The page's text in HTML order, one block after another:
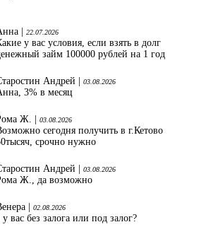
|
22.07.2026
у вас условия, если взять в долг
займ 100000 рублей на 1 год
Андрей | 03.08.2026
3% в месяц
Ж. | 03.08.2026
сегодня получить в г.Кетово
срочно нужно
Андрей | 03.08.2026
Ж., да возможно
| 02.08.2026
у вас без залога или под залог?